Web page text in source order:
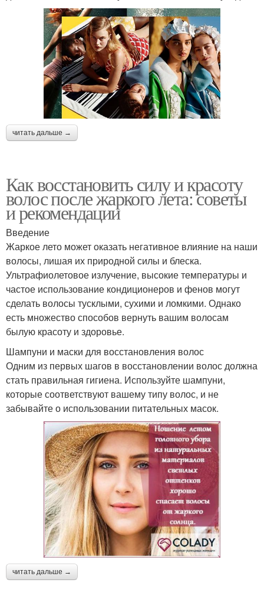
читать дальше →
Как восстановить силу и красоту
волос после жаркого лета: советы
и рекомендации
Введение
Жаркое лето может оказать негативное влияние на наши
волосы, лишая их природной силы и блеска.
Ультрафиолетовое излучение, высокие температуры и
частое использование кондиционеров и фенов могут
сделать волосы тусклыми, сухими и ломкими. Однако
есть множество способов вернуть вашим волосам
былую красоту и здоровье.
Шампуни и маски для восстановления волос
Одним из первых шагов в восстановлении волос должна
стать правильная гигиена. Используйте шампуни,
которые соответствуют вашему типу волос, и не
забывайте о использовании питательных масок.
читать дальше →